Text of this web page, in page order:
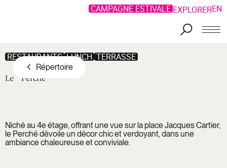
Aller au contenu principal
CAMPAGNE ESTIVALE EXPLOREREN
Répertoire
RESTAURANTS LUNCH TERRASSE
Le Perché
Niché au 4e étage, offrant une vue sur la place Jacques Cartier,
le Perché dévoile un décor chic et verdoyant, dans une
ambiance chaleureuse et conviviale.